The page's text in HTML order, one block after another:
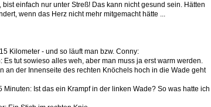
bist einfach nur unter Streß! Das kann nicht gesund sein. Hätten
wenn das Herz nicht mehr mitgemacht hätte ...
Kilometer - und so läuft man bzw. Conny:
Es tut sowieso alles weh, aber man muss ja erst warm werden.
an der Innenseite des rechten Knöchels hoch in die Wade geht
Minuten: Ist das ein Krampf in der linken Wade? So was hatte ich